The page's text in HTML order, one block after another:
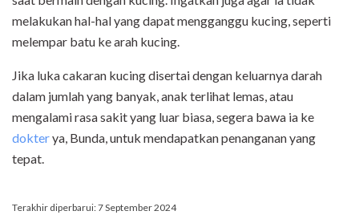
melakukan hal-hal yang dapat mengganggu kucing, seperti
melempar batu ke arah kucing.
Jika luka cakaran kucing disertai dengan keluarnya darah
dalam jumlah yang banyak, anak terlihat lemas, atau
mengalami rasa sakit yang luar biasa, segera bawa ia ke
dokterya, Bunda, untuk mendapatkan penanganan yang
tepat.
Terakhir diperbarui: 7 September 2024